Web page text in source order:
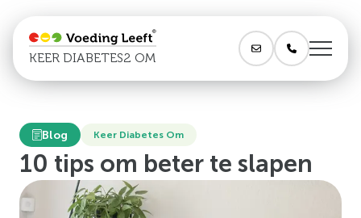
KEER DIABETES2 OM
Blog Keer Diabetes Om
10 tips om beter te slapen